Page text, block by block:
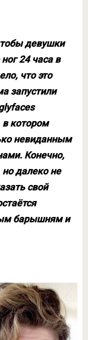
девушки
24 часа в
что это
запустили
котором
невиданным
Конечно,
далеко не
свой
барышням и